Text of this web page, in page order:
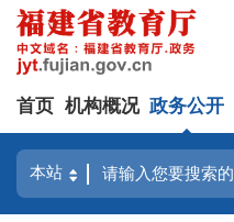
首页 机构概况 政务公开